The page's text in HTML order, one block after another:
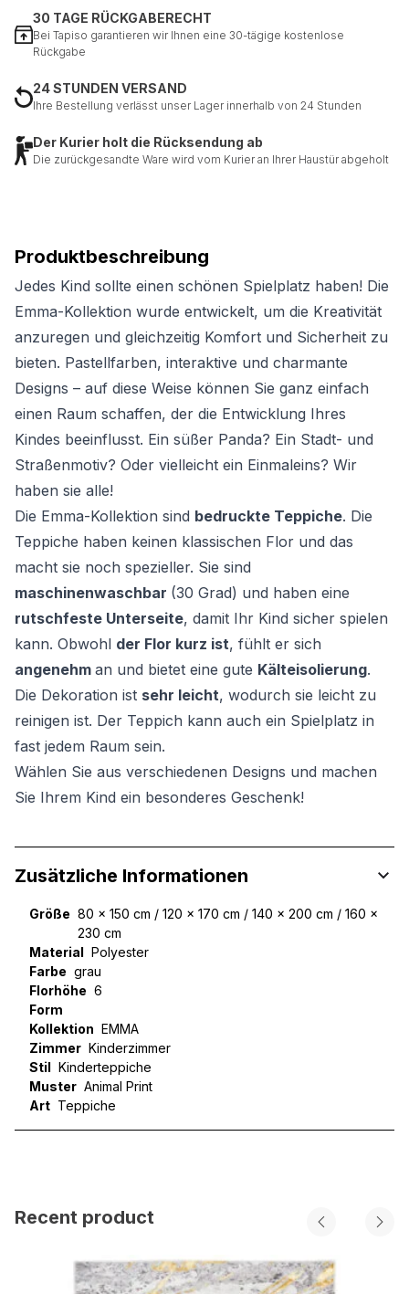
Produktbeschreibung
Jedes Kind sollte einen schönen Spielplatz haben! Die
Emma-Kollektion wurde entwickelt, um die Kreativität
anzuregen und gleichzeitig Komfort und Sicherheit zu
bieten. Pastellfarben, interaktive und charmante
Designs – auf diese Weise können Sie ganz einfach
einen Raum schaffen, der die Entwicklung Ihres
Kindes beeinflusst. Ein süßer Panda? Ein Stadt- und
Straßenmotiv? Oder vielleicht ein Einmaleins? Wir
haben sie alle!
Die Emma-Kollektion sind bedruckte Teppiche. Die
Teppiche haben keinen klassischen Flor und das
macht sie noch spezieller. Sie sind
maschinenwaschbar (30 Grad) und haben eine
rutschfeste Unterseite, damit Ihr Kind sicher spielen
kann. Obwohl der Flor kurz ist, fühlt er sich
angenehm an und bietet eine gute Kälteisolierung.
Die Dekoration ist sehr leicht, wodurch sie leicht zu
reinigen ist. Der Teppich kann auch ein Spielplatz in
fast jedem Raum sein.
Wählen Sie aus verschiedenen Designs und machen
Sie Ihrem Kind ein besonderes Geschenk!
30 TAGE RÜCKGABERECHT
Bei Tapiso garantieren wir Ihnen eine 30-tägige kostenlose
Rückgabe
24 STUNDEN VERSAND
Ihre Bestellung verlässt unser Lager innerhalb von 24 Stunden
Der Kurier holt die Rücksendung ab
Die zurückgesandte Ware wird vom Kurier an Ihrer Haustür abgeholt
Zusätzliche Informationen
Größe 80 x 150 cm / 120 x 170 cm / 140 x 200 cm / 160 x
230 cm
Material Polyester
Farbe grau
Florhöhe 6
Form
Kollektion EMMA
Zimmer Kinderzimmer
Stil Kinderteppiche
Muster Animal Print
Art Teppiche
Recent product